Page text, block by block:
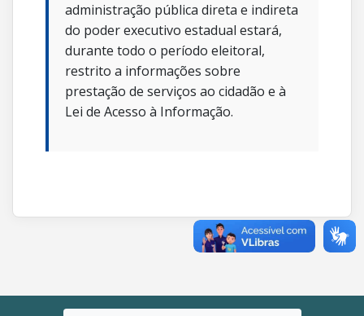
administração pública direta e indireta
do poder executivo estadual estará,
durante todo o período eleitoral,
restrito a informações sobre
prestação de serviços ao cidadão e à
Lei de Acesso à Informação.